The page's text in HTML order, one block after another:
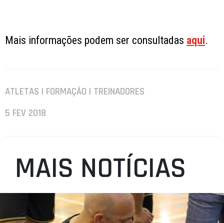
Mais informações podem ser consultadas aqui.
ATLETAS | FORMAÇÃO | TREINADORES
5 FEV 2018
MAIS NOTÍCIAS